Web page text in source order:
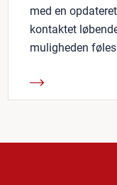
med en
kontaktet
muligheden